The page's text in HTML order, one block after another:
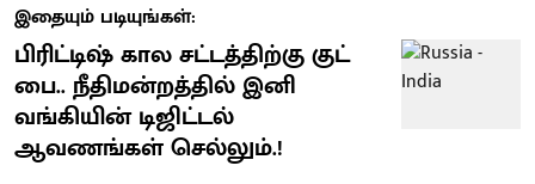
இதையும் படியுங்கள்:
பிரிட்டிஷ் கால சட்டத்திற்கு குட்
பை.. நீதிமன்றத்தில் இனி
வங்கியின் டிஜிட்டல்
ஆவணங்கள் செல்லும்.!